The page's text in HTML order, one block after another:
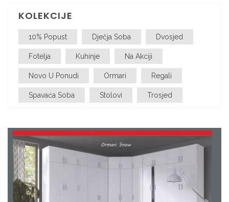
KOLEKCIJE
10% Popust Dječja Soba Dvosjed
Fotelja Kuhinje Na Akciji
Novo U Ponudi Ormari Regali
Spavaća Soba Stolovi Trosjed